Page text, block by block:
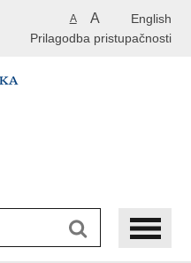
English
A A
Prilagodba pristupačnosti